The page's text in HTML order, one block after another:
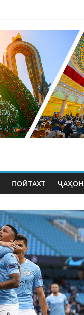
ПОЙТАХТ ҶАҲОН